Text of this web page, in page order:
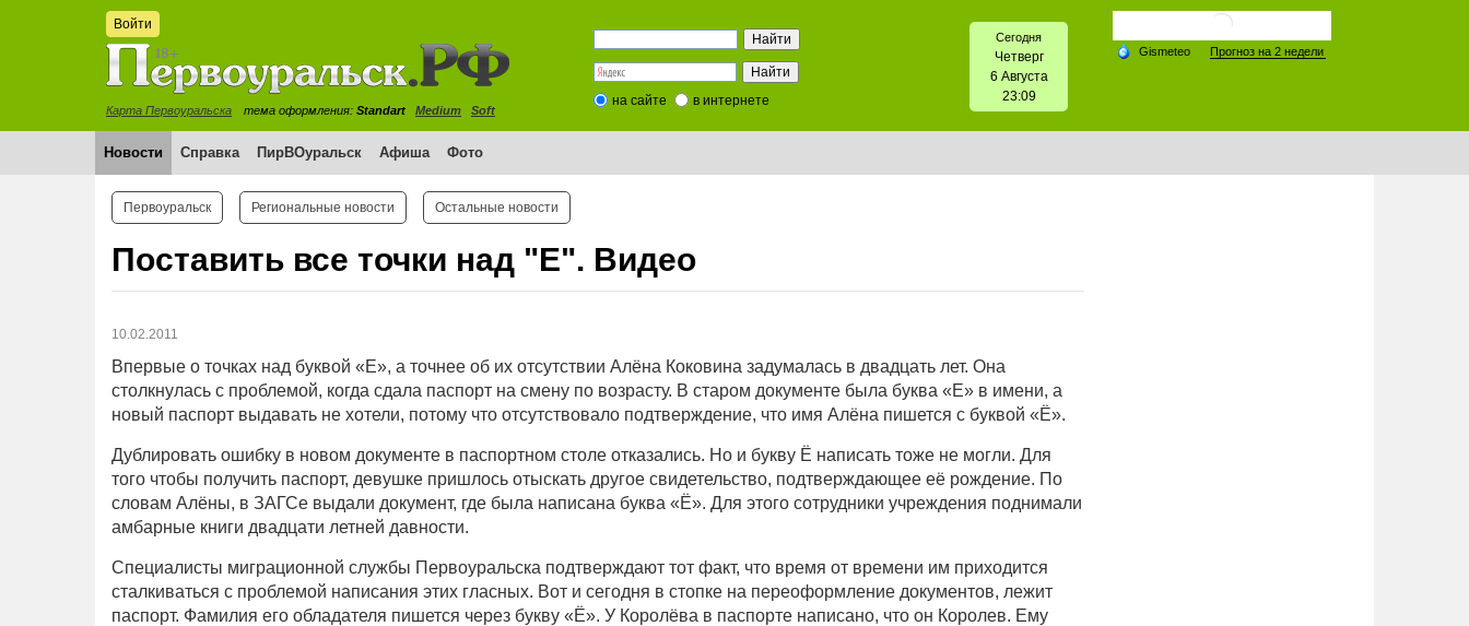
Войти
Карта Первоуральска тема оформления: Standart Medium Soft
на сайте в интернете
Сегодня
Четверг
6 Августа
23:09
Новости Справка ПирВОуральск Афиша Фото
Первоуральск Региональные новости Остальные новости
Поставить все точки над "Е". Видео
10.02.2011
Впервые о точках над буквой «Е», а точнее об их отсутствии Алёна Коковина задумалась в двадцать лет. Она
столкнулась с проблемой, когда сдала паспорт на смену по возрасту. В старом документе была буква «Е» в имени, а
новый паспорт выдавать не хотели, потому что отсутствовало подтверждение, что имя Алёна пишется с буквой «Ё».
Дублировать ошибку в новом документе в паспортном столе отказались. Но и букву Ё написать тоже не могли. Для
того чтобы получить паспорт, девушке пришлось отыскать другое свидетельство, подтверждающее её рождение. По
словам Алёны, в ЗАГСе выдали документ, где была написана буква «Ё». Для этого сотрудники учреждения поднимали
амбарные книги двадцати летней давности.
Специалисты миграционной службы Первоуральска подтверждают тот факт, что время от времени им приходится
сталкиваться с проблемой написания этих гласных. Вот и сегодня в стопке на переоформление документов, лежит
паспорт. Фамилия его обладателя пишется через букву «Ё». У Королёва в паспорте написано, что он Королев. Ему